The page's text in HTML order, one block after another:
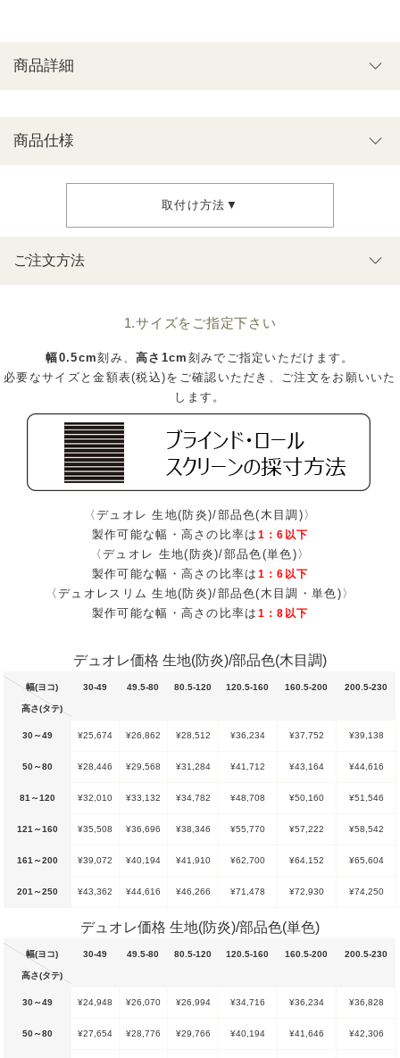
ご注文方法
1.サイズをご指定下さい
幅0.5cm刻み、高さ1cm 刻みでご指定いただけます。
必要なサイズと金額表(税込)をご確認いただき、ご注文をお願いいた
します。
〈デュオレ 生地(防炎)/部品色(木目調)〉
製作可能な幅・高さの比率は 1：6以下
〈デュオレ 生地(防炎)/部品色(単色)〉
製作可能な幅・高さの比率は 1：6以下
〈デュオレスリム 生地(防炎)/部品色(木目調・単色)〉
製作可能な幅・高さの比率は 1：8以下
デュオレ価格 生地(防炎)/部品色(木目調)
幅(ヨコ)
高さ(タテ)
30-49 49.5-80 80.5-120 120.5-160 160.5-200 200.5-230
30～49 ¥25,674 ¥26,862 ¥28,512 ¥36,234 ¥37,752 ¥39,138
50～80 ¥28,446 ¥29,568 ¥31,284 ¥41,712 ¥43,164 ¥44,616
81～120 ¥32,010 ¥33,132 ¥34,782 ¥48,708 ¥50,160 ¥51,546
121～160 ¥35,508 ¥36,696 ¥38,346 ¥55,770 ¥57,222 ¥58,542
161～200 ¥39,072 ¥40,194 ¥41,910 ¥62,700 ¥64,152 ¥65,604
201～250 ¥43,362 ¥44,616 ¥46,266 ¥71,478 ¥72,930 ¥74,250
デュオレ価格 生地(防炎)/部品色(単色)
幅(ヨコ)
高さ(タテ)
30-49 49.5-80 80.5-120 120.5-160 160.5-200 200.5-230
30～49 ¥24,948 ¥26,070 ¥26,994 ¥34,716 ¥36,234 ¥36,828
50～80 ¥27,654 ¥28,776 ¥29,766 ¥40,194 ¥41,646 ¥42,306
商品詳細
商品仕様
取付け方法▼